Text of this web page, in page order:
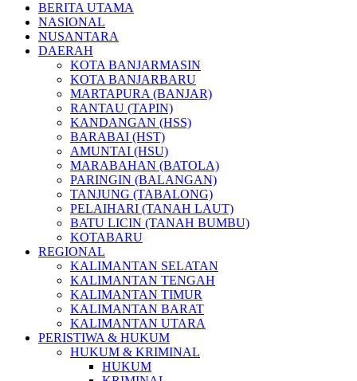
BERITA UTAMA
NASIONAL
NUSANTARA
DAERAH
KOTA BANJARMASIN
KOTA BANJARBARU
MARTAPURA (BANJAR)
RANTAU (TAPIN)
KANDANGAN (HSS)
BARABAI (HST)
AMUNTAI (HSU)
MARABAHAN (BATOLA)
PARINGIN (BALANGAN)
TANJUNG (TABALONG)
PELAIHARI (TANAH LAUT)
BATU LICIN (TANAH BUMBU)
KOTABARU
REGIONAL
KALIMANTAN SELATAN
KALIMANTAN TENGAH
KALIMANTAN TIMUR
KALIMANTAN BARAT
KALIMANTAN UTARA
PERISTIWA & HUKUM
HUKUM & KRIMINAL
HUKUM